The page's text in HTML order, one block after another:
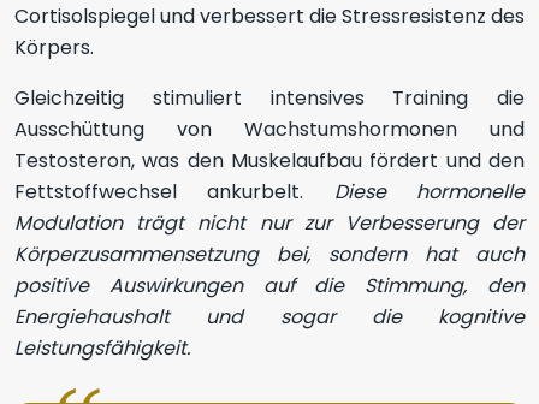
Cortisolspiegel und verbessert die Stressresistenz des
Körpers.
Gleichzeitig stimuliert intensives Training die
Ausschüttung von Wachstumshormonen und
Testosteron, was den Muskelaufbau fördert und den
Fettstoffwechsel ankurbelt. Diese hormonelle
Modulation trägt nicht nur zur Verbesserung der
Körperzusammensetzung bei, sondern hat auch
positive Auswirkungen auf die Stimmung, den
Energiehaushalt und sogar die kognitive
Leistungsfähigkeit.